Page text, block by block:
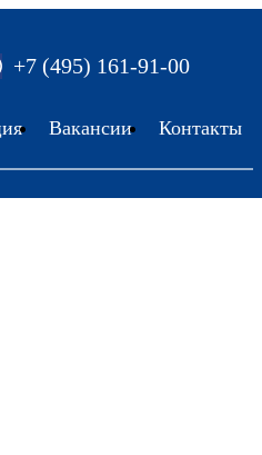
+7 (495) 161-91-00
Вакансии Контакты